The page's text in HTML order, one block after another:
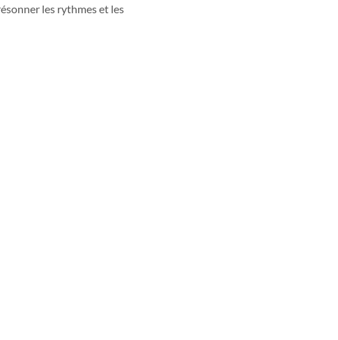
les rythmes et les